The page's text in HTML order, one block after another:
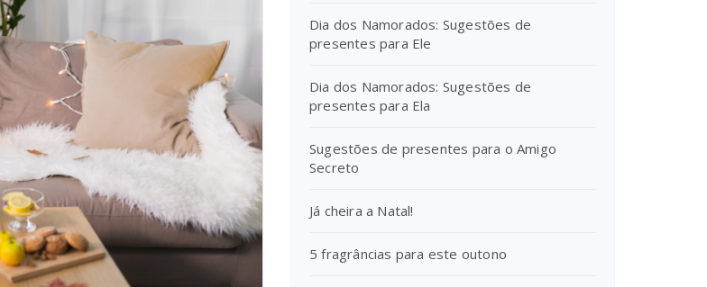
Dia dos Namorados: Sugestões de
presentes para Ele
Dia dos Namorados: Sugestões de
presentes para Ela
Sugestões de presentes para o Amigo
Secreto
Já cheira a Natal!
5 fragrâncias para este outono